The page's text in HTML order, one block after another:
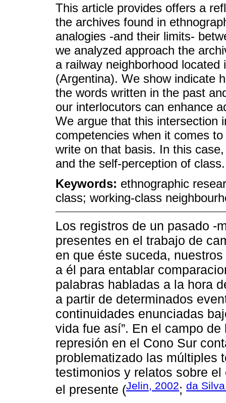
This article provides offers a
the archives found in
analogies -and their limits-
we analyzed approach the
a railway neighborhood
(Argentina). We show indicate
the words written in the past
our interlocutors can enhance
We argue that this intersection
competencies when it comes
write on that basis. In this
and the self-perception of class.
Keywords: ethnographic
class; working-class
Los registros de un pasado -
presentes en el trabajo de
en que éste suceda,
a él para entablar
palabras habladas a la hora
a partir de determinados
continuidades enunciadas
vida fue así”. En el campo
represión en el Cono Sur
problematizado las múltiples
testimonios y relatos sobre
el presente (Jelin, 2002; da